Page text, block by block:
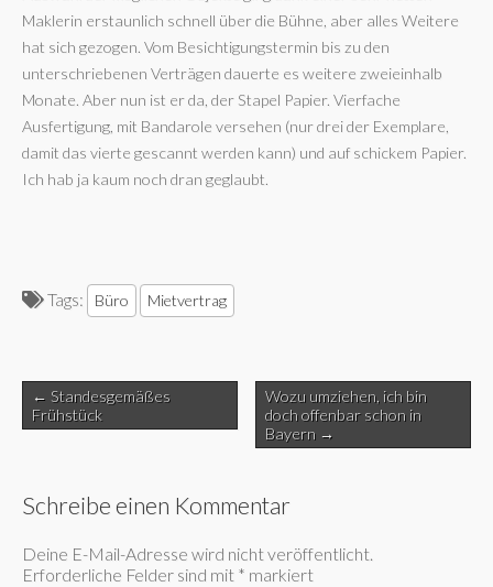
Maklerin erstaunlich schnell über die Bühne, aber alles Weitere
hat sich gezogen. Vom Besichtigungstermin bis zu den
unterschriebenen Verträgen dauerte es weitere zweieinhalb
Monate. Aber nun ist er da, der Stapel Papier. Vierfache
Ausfertigung, mit Bandarole versehen (nur drei der Exemplare,
damit das vierte gescannt werden kann) und auf schickem Papier.
Ich hab ja kaum noch dran geglaubt.
Tags: Büro Mietvertrag
Post
navigation
← Standesgemäßes
Frühstück
Wozu umziehen, ich bin
doch offenbar schon in
Bayern →
Schreibe einen Kommentar
Deine E-Mail-Adresse wird nicht veröffentlicht.
Erforderliche Felder sind mit * markiert